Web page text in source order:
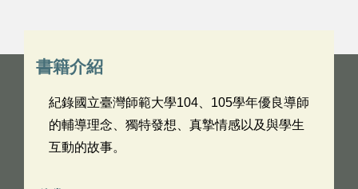
書籍介紹
紀錄國立臺灣師範大學104、105學年優良導師
的輔導理念、獨特發想、真摯情感以及與學生
互動的故事。